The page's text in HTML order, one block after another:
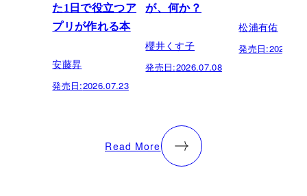
た1日で役立つア
プリが作れる本
安藤昇
発売日:2026.07.23
が、何か？
櫻井くす子
発売日:2026.07.08
松浦有佑
発売日:
Read More